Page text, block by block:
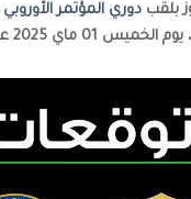
بلقبدوري المؤتمر الأوروبي
على ملعب "3 أرينا".